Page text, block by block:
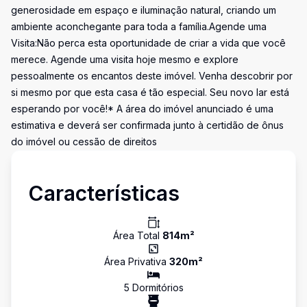
generosidade em espaço e iluminação natural, criando um
ambiente aconchegante para toda a família.Agende uma
Visita:Não perca esta oportunidade de criar a vida que você
merece. Agende uma visita hoje mesmo e explore
pessoalmente os encantos deste imóvel. Venha descobrir por
si mesmo por que esta casa é tão especial. Seu novo lar está
esperando por você!* A área do imóvel anunciado é uma
estimativa e deverá ser confirmada junto à certidão de ônus
do imóvel ou cessão de direitos
Características
Área Total 814m²
Área Privativa 320m²
5 Dormitórios